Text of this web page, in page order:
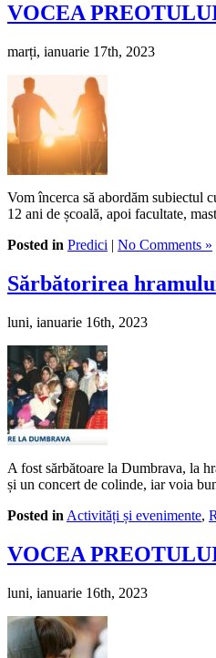
VOCEA
marți, ianuarie 17th, 2023
Vom încerca să abordăm subiectul
12 ani de școală, apoi facultate,
Posted in Predici | No Comments »
Sărbătorirea
luni, ianuarie 16th, 2023
A fost sărbătoare la Dumbrava, la
și un concert de colinde, iar voia
Posted in Activități și evenimente,
VOCEA
luni, ianuarie 16th, 2023